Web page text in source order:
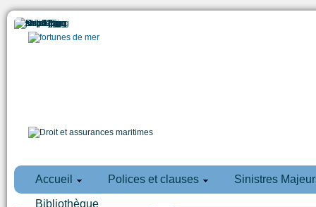
Accueil Polices et clauses Sinistres
Bibliothèque